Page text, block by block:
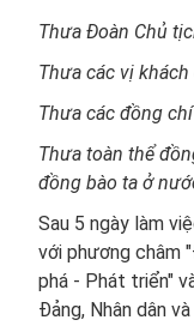
Thưa Đoàn Chủ
Thưa các vị khách
Thưa các đồng
Thưa toàn thể
đồng bào ta ở
Sau 5 ngày làm
với phương châm
phá - Phát triển"
Đảng, Nhân dân